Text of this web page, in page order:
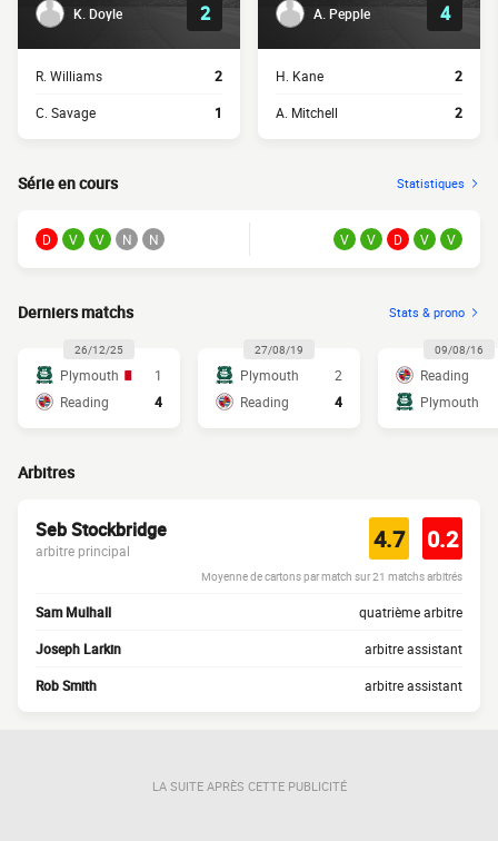
K. Doyle 2
R. Williams 2
C. Savage 1
A. Pepple 4
H. Kane 2
A. Mitchell 2
Série en cours Statistiques
D V V N N V V D V V
Derniers matchs Stats & prono
26/12/25
Plymouth
1
Reading
4
27/08/19
Plymouth
2
Reading
4
09/08/16
Reading
Plymouth
Arbitres
Seb Stockbridge
arbitre principal 4.7 0.2
Moyenne de cartons par match sur 21 matchs arbitrés
Sam Mulhall quatrième arbitre
Joseph Larkin arbitre assistant
Rob Smith arbitre assistant
LA SUITE APRÈS CETTE PUBLICITÉ